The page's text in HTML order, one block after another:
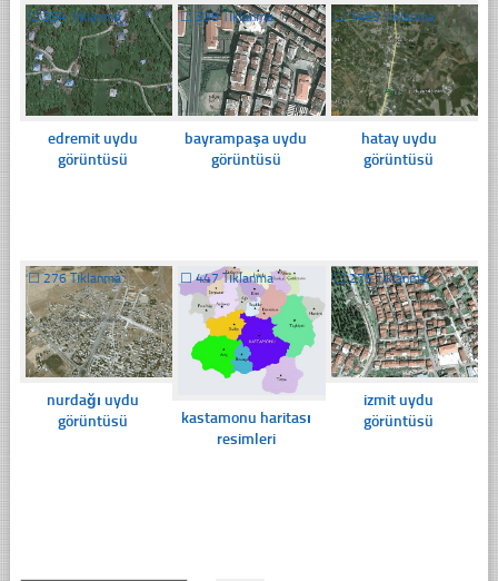
☐354 Tıklanma
edremit uydu
görüntüsü
☐338 Tıklanma
bayrampaşa uydu
görüntüsü
☐1469 Tıklanma
hatay uydu
görüntüsü
☐276 Tıklanma
nurdağı uydu
görüntüsü
☐447 Tıklanma
kastamonu haritası
resimleri
☐275 Tıklanma
izmit uydu
görüntüsü